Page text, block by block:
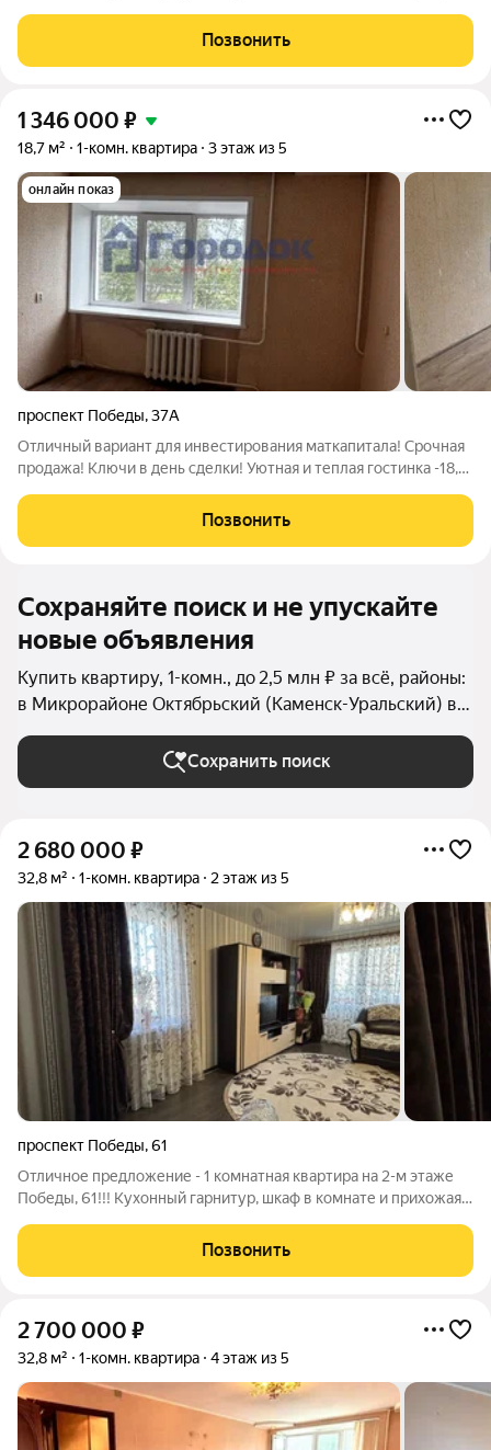
коммуникации
Позвонить
1 346 000 ₽
18,7 м² 1-комн. квартира 3 этаж из 5
онлайн показ
проспект Победы,37А
Отличный вариант для инвестирования маткапитала! Срочная
продажа! Ключи в день сделки! Уютная и теплая гостинка -18,7
соседи! Возможен обмен-звоните! Санузел + душ Зона кухни в
подарок Установлены
Позвонить
Сохраняйте поиск и не упускайте
новые объявления
Купить квартиру, 1-комн., до 2,5 млн ₽ за всё, районы:
в Микрорайоне Октябрьский (Каменск-Уральский) в
Каменске-Уральском
Сохранить поиск
2 680 000 ₽
32,8 м² 1-комн. квартира 2 этаж из 5
проспект Победы,61
Отличное предложение - 1 комнатная квартира на 2-м этаже
Победы, 61!!! Кухонный гарнитур, шкаф в комнате и прихожая
уютная. Балкон остеклен и обшит, на балконе отличный
вместительный шкаф.
Позвонить
2 700 000 ₽
32,8 м² 1-комн. квартира 4 этаж из 5